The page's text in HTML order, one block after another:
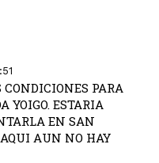
PARA
YOIGO. ESTARIA
EN SAN
AUN NO HAY